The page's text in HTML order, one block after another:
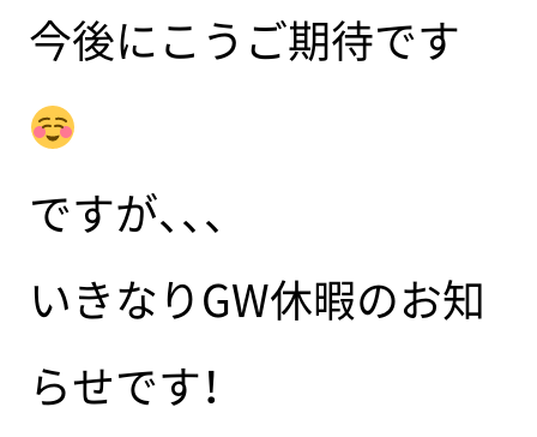
今後にこうご期待です
ですが、、、
いきなりGW休暇のお知
らせです！